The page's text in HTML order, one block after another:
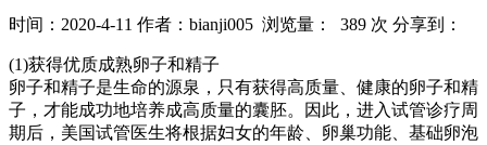
时间：2020-4-11 作者：bianji005 浏览量： 389 次 分享到：
(1)获得优质成熟卵子和精子
卵子和精子是生命的源泉，只有获得高质量、健康的卵子和精
子，才能成功地培养成高质量的囊胚。因此，进入试管诊疗周
期后，美国试管医生将根据妇女的年龄、卵巢功能、基础卵泡